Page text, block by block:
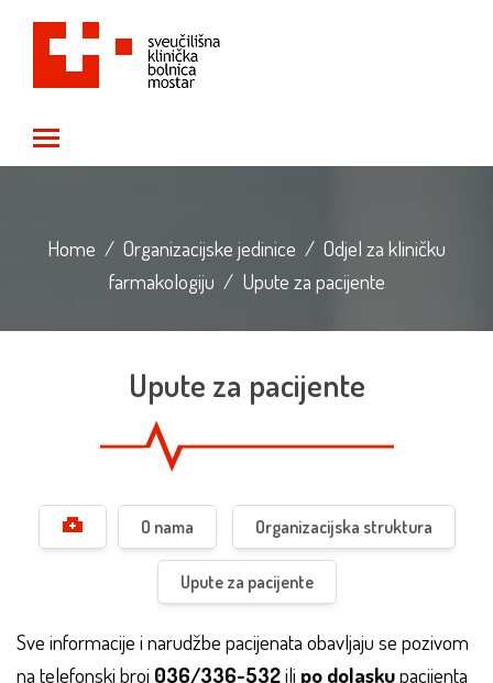
Home / Organizacijske jedinice / Odjel za kliničku
farmakologiju / Upute za pacijente
Upute za pacijente
O nama Organizacijska struktura
Upute za pacijente
Sve informacije i narudžbe pacijenata obavljaju se pozivom
na telefonski broj 036/336-532ili po dolaskupacijenta